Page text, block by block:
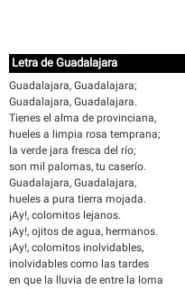
Letra de Guadalajara
Guadalajara, Guadalajara;
Guadalajara, Guadalajara.
Tienes el alma de provinciana,
hueles a limpia rosa temprana;
la verde jara fresca del río;
son mil palomas, tu caserío.
Guadalajara, Guadalajara,
hueles a pura tierra mojada.
¡Ay!, colomitos lejanos.
¡Ay!, ojitos de agua, hermanos.
¡Ay!, colomitos inolvidables,
inolvidables como las tardes
en que la lluvia de entre la loma